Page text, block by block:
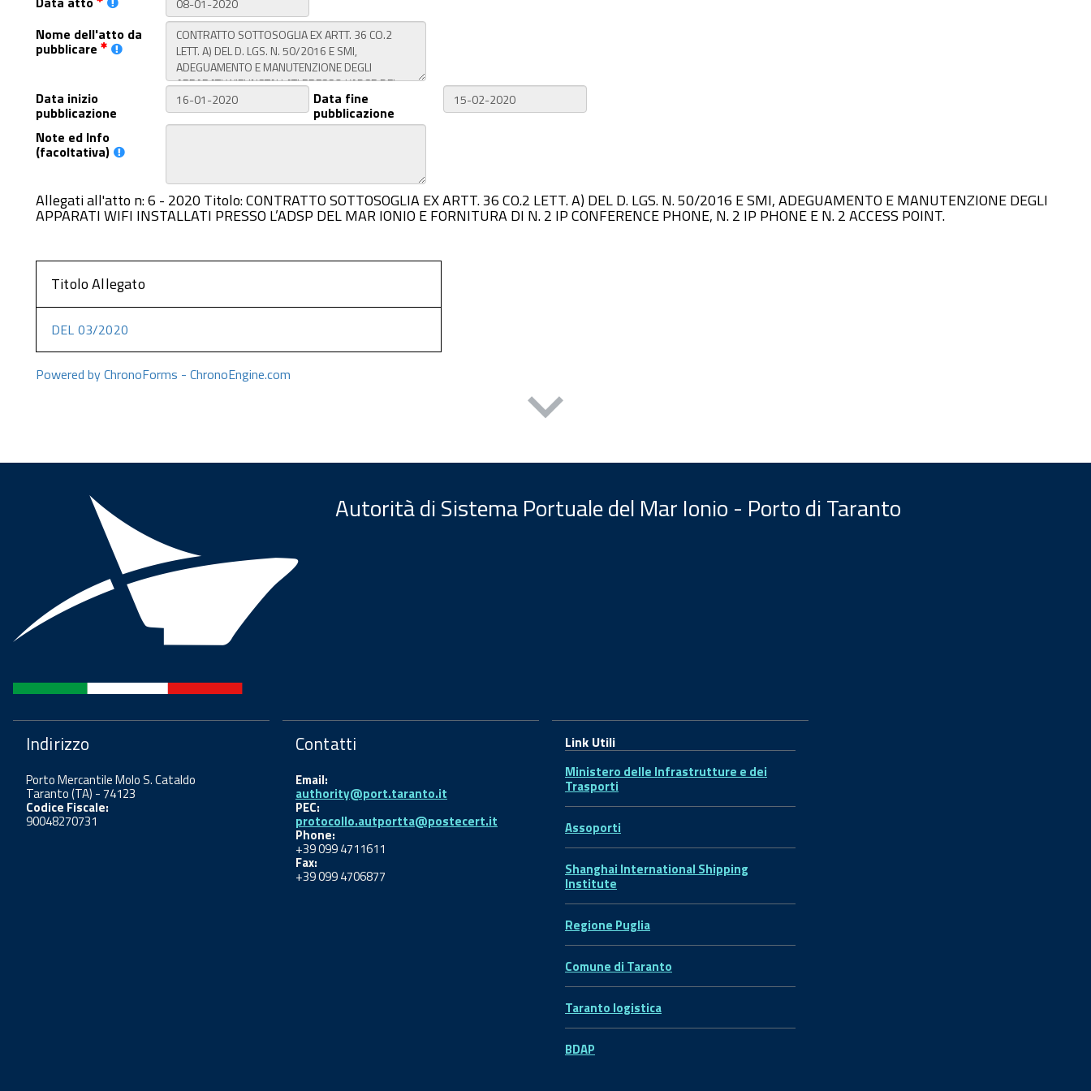
Nome dell'atto da
pubblicare
Data inizio
pubblicazione
Data fine
pubblicazione
Note ed Info
(facoltativa)
Allegati all'atto n: 6 - 2020 Titolo: CONTRATTO SOTTOSOGLIA EX ARTT. 36 CO.2 LETT. A) DEL D. LGS. N. 50/2016 E SMI, ADEGUAMENTO E MANUTENZIONE DEGLI
APPARATI WIFI INSTALLATI PRESSO L’ADSP DEL MAR IONIO E FORNITURA DI N. 2 IP CONFERENCE PHONE, N. 2 IP PHONE E N. 2 ACCESS POINT.
Titolo Allegato
DEL 03/2020
Powered by ChronoForms - ChronoEngine.com
Autorità di Sistema Portuale del Mar Ionio - Porto di Taranto
Indirizzo
Porto Mercantile Molo S. Cataldo
Taranto (TA) - 74123
Codice Fiscale:
90048270731
Contatti
Email:
authority@port.taranto.it
PEC:
protocollo.autportta@postecert.it
Phone:
+39 099 4711611
Fax:
+39 099 4706877
Link Utili
Ministero delle Infrastrutture e dei
Trasporti
Assoporti
Shanghai International Shipping
Institute
Regione Puglia
Comune di Taranto
Taranto logistica
BDAP